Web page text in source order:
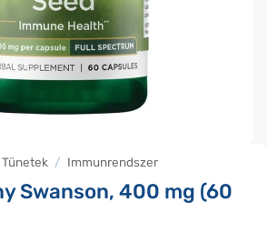
Tünetek / Immunrendszer
Swanson, 400 mg (60